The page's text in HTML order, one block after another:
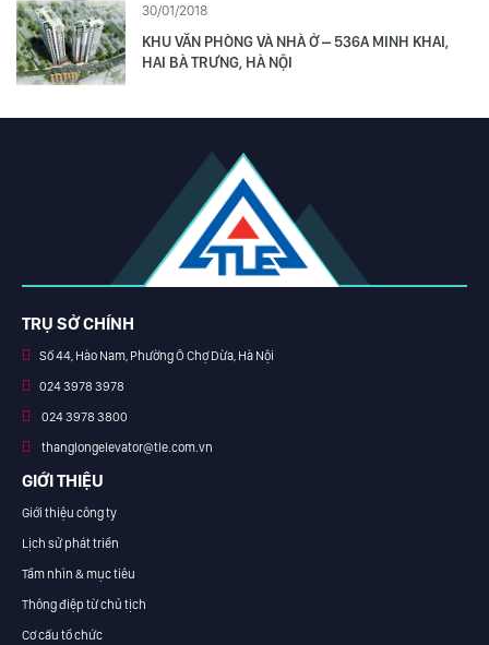
30/01/2018
KHU VĂN PHÒNG VÀ NHÀ Ở – 536A MINH KHAI,
HAI BÀ TRƯNG, HÀ NỘI
TRỤ SỞ CHÍNH
Số 44, Hào Nam, Phường Ô Chợ Dừa, Hà Nội
024 3978 3978
024 3978 3800
thanglongelevator@tle.com.vn
GIỚI THIỆU
Giới thiệu công ty
Lịch sử phát triển
Tầm nhìn & mục tiêu
Thông điệp từ chủ tịch
Cơ cấu tổ chức